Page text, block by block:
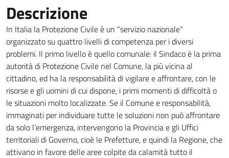
Descrizione
In Italia la Protezione Civile è un “servizio nazionale”
organizzato su quattro livelli di competenza per i diversi
problemi. Il primo livello è quello comunale: il Sindaco è la prima
autorità di Protezione Civile nel Comune, la più vicina al
cittadino, ed ha la responsabilità di vigilare e affrontare, con le
risorse e gli uomini di cui dispone, i primi momenti di difficoltà o
le situazioni molto localizzate. Se il Comune e responsabilità,
immaginati per individuare tutte le soluzioni non può affrontare
da solo l’emergenza, intervengono la Provincia e gli Uffici
territoriali di Governo, cioè le Prefetture, e quindi la Regione, che
attivano in favore delle aree colpite da calamità tutto il